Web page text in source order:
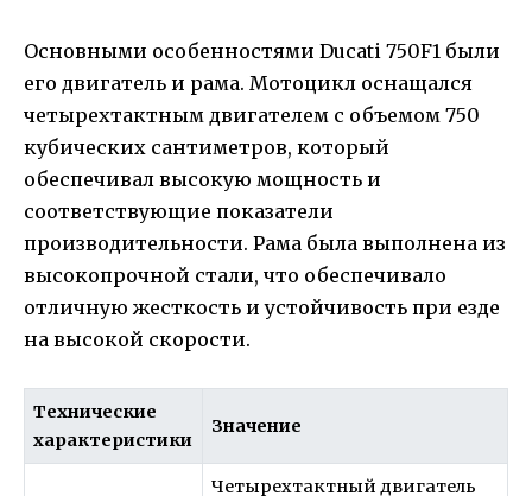
Основными особенностями Ducati 750F1 были
его двигатель и рама. Мотоцикл оснащался
четырехтактным двигателем с объемом 750
кубических сантиметров, который
обеспечивал высокую мощность и
соответствующие показатели
производительности. Рама была выполнена из
высокопрочной стали, что обеспечивало
отличную жесткость и устойчивость при езде
на высокой скорости.
Технические
характеристики
Значение
Четырехтактный двигатель